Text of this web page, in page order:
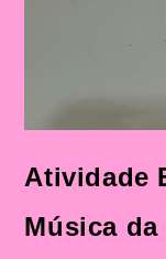
Atividade
Música da